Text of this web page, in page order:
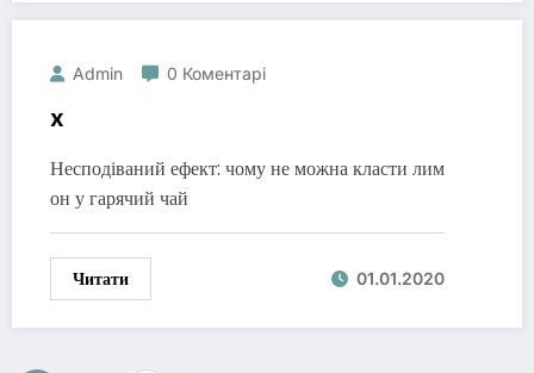
Admin 0 Коментарі
x
Несподіваний ефект: чому не можна класти лим
он у гарячий чай
Читати 01.01.2020